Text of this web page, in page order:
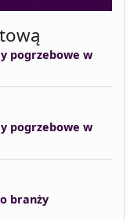
pogrzebowe w
pogrzebowe w
branży